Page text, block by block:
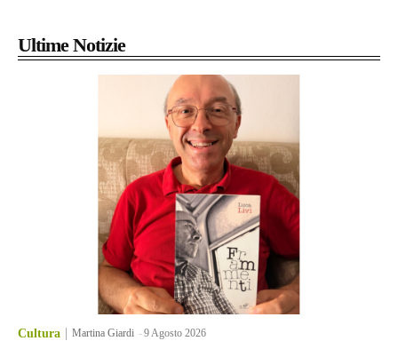
Ultime Notizie
Cultura Martina Giardi -9 Agosto 2026